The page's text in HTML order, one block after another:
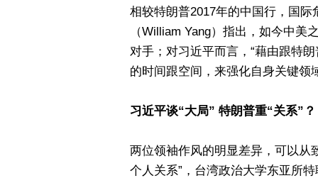
相较特朗普2017年的中国行，国
（William Yang）指出，如今中
对手；对习近平而言，“藉由跟特
的时间跟空间，来强化自身关键领
习近平谈“大局” 特朗普重“关系”？
两位领袖作风的明显差异，可以从
个人关系”，台湾政治大学东亚所